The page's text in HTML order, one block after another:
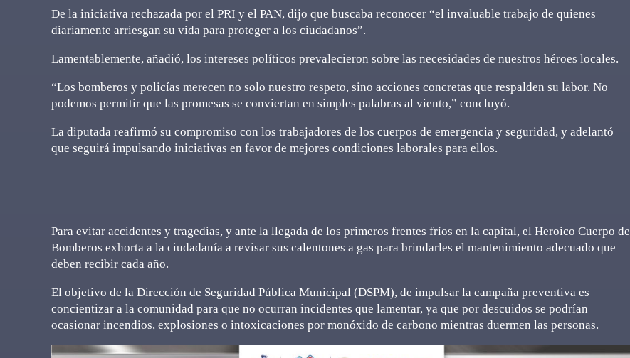
De la iniciativa rechazada por el PRI y el PAN, dijo que buscaba reconocer “el invaluable trabajo de quienes
diariamente arriesgan su vida para proteger a los ciudadanos”.
Lamentablemente, añadió, los intereses políticos prevalecieron sobre las necesidades de nuestros héroes locales.
“Los bomberos y policías merecen no solo nuestro respeto, sino acciones concretas que respalden su labor. No
podemos permitir que las promesas se conviertan en simples palabras al viento,” concluyó.
La diputada reafirmó su compromiso con los trabajadores de los cuerpos de emergencia y seguridad, y adelantó
que seguirá impulsando iniciativas en favor de mejores condiciones laborales para ellos.
Para evitar accidentes y tragedias, y ante la llegada de los primeros frentes fríos en la capital, el Heroico Cuerpo de
Bomberos exhorta a la ciudadanía a revisar sus calentones a gas para brindarles el mantenimiento adecuado que
deben recibir cada año.
El objetivo de la Dirección de Seguridad Pública Municipal (DSPM), de impulsar la campaña preventiva es
concientizar a la comunidad para que no ocurran incidentes que lamentar, ya que por descuidos se podrían
ocasionar incendios, explosiones o intoxicaciones por monóxido de carbono mientras duermen las personas.